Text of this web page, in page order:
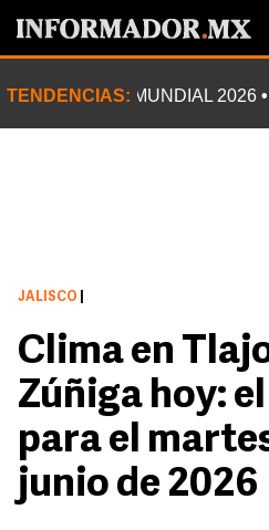
TENDENCIAS: MUNDIAL 2026
JALISCO
Clima en
Zúñiga hoy:
para el
junio de 2026